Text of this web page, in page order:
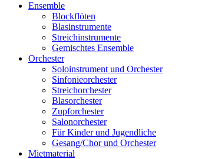
Ensemble
Blockflöten
Blasinstrumente
Streichinstrumente
Gemischtes Ensemble
Orchester
Soloinstrument und Orchester
Sinfonieorchester
Streichorchester
Blasorchester
Zupforchester
Salonorchester
Für Kinder und Jugendliche
Gesang/Chor und Orchester
Mietmaterial